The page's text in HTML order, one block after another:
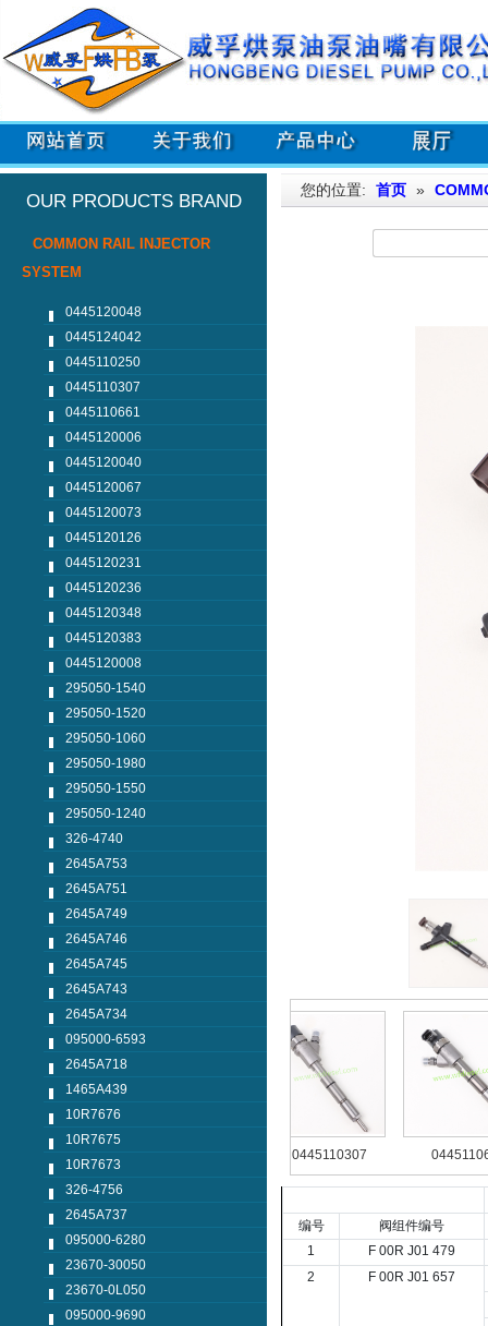
OUR PRODUCTS BRAND
COMMON RAIL INJECTOR
SYSTEM
0445120048
0445124042
0445110250
0445110307
0445110661
0445120006
0445120040
0445120067
0445120073
0445120126
0445120231
0445120236
0445120348
0445120383
0445120008
295050-1540
295050-1520
295050-1060
295050-1980
295050-1550
295050-1240
326-4740
2645A753
2645A751
2645A749
2645A746
2645A745
2645A743
2645A734
095000-6593
2645A718
1465A439
10R7676
10R7675
10R7673
326-4756
2645A737
095000-6280
23670-30050
23670-0L050
095000-9690
您的位置: 首页 »
0445110307 0445110661
编号
阀组件编号
1
F 00R J01 479
2
F 00R J01 657